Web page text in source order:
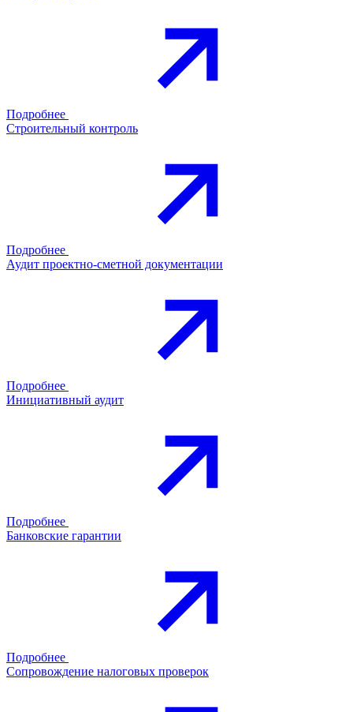
Подробнее
Строительный контроль
Подробнее
Аудит проектно-сметной документации
Подробнее
Инициативный аудит
Подробнее
Банковские гарантии
Подробнее
Сопровождение налоговых проверок